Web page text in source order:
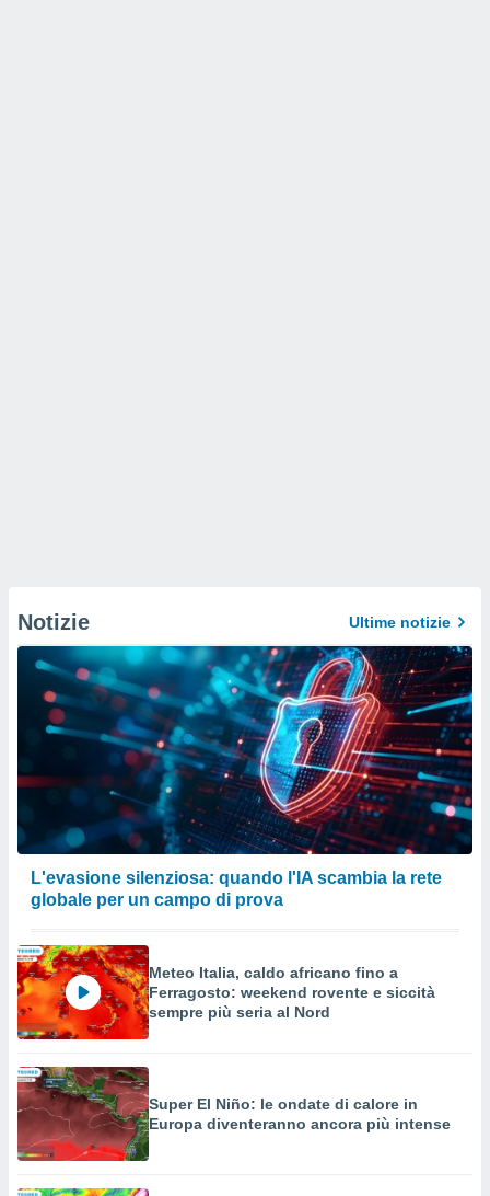
Notizie Ultime notizie
L'evasione silenziosa: quando l'IA scambia la rete
globale per un campo di prova
Meteo Italia, caldo africano fino a
Ferragosto: weekend rovente e siccità
sempre più seria al Nord
Super El Niño: le ondate di calore in
Europa diventeranno ancora più intense